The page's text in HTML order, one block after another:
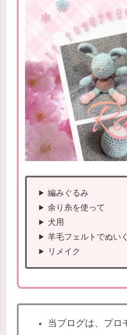
編みぐるみ
余り糸を使って
犬用
羊毛フェルトでぬい
リメイク
当ブログは、プロ